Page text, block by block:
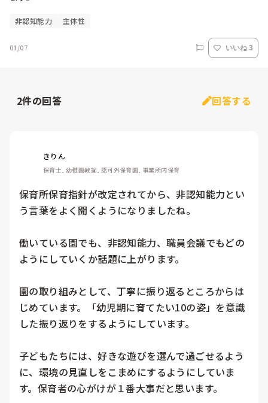
非認知能力 主体性
01/07 いいね 3
2件の回答 回答する
きりん
保育士, 幼稚園教諭, 認可外保育園, 事業所内保育
保育所保育指針が改定されてから、非認知能力とい
う言葉をよく聞くようになりましたね。
働いている園でも、非認知能力、職員会議でもどの
ようにしていくか話題に上がります。
園の取り組みとして、丁寧に振り返るところからは
じめています。「幼児期に育てたい10の姿」を意識
した振り返りをするようにしています。
子どもたちには、好きな遊びを選んで過ごせるよう
に、環境の見直しをこまめにするようにしていま
す。保育者の心がけが１番大事だと思います。